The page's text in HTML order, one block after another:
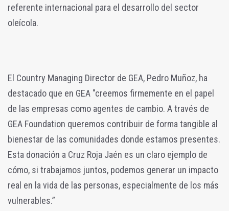
referente internacional para el desarrollo del sector
oleícola.
El Country Managing Director de GEA, Pedro Muñoz, ha
destacado que en GEA "creemos firmemente en el papel
de las empresas como agentes de cambio. A través de
GEA Foundation queremos contribuir de forma tangible al
bienestar de las comunidades donde estamos presentes.
Esta donación a Cruz Roja Jaén es un claro ejemplo de
cómo, si trabajamos juntos, podemos generar un impacto
real en la vida de las personas, especialmente de los más
vulnerables.”